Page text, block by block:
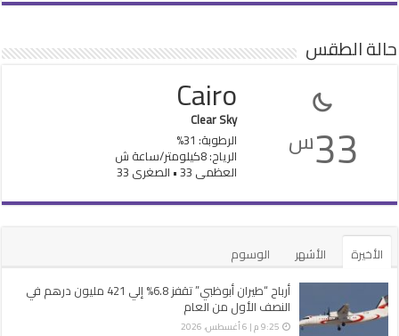
حالة الطقس
33س
Cairo
Clear Sky
الرطوبة: 31%
الرياح: 8كيلومتر/ساعة ش
العظمى 33 • الصغرى 33
الأخيرة الأشهر
الوسوم
أرباح “طيران أبوظبي” تقفز 6.8% إلي 421 مليون درهم في
النصف الأول من العام
9:25 م | 6 أغسطس، 2026